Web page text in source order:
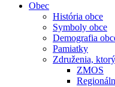
Obec
História obce
Symboly obce
Demografia
Pamiatky
Združenia,
ZMOS